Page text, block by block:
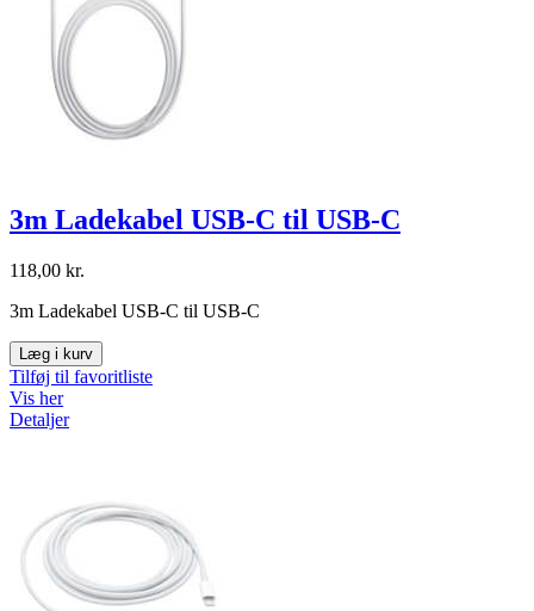
3m Ladekabel USB-C til USB-C
118,00 kr.
3m Ladekabel USB-C til USB-C
Læg i kurv
Tilføj til favoritliste
Vis her
Detaljer